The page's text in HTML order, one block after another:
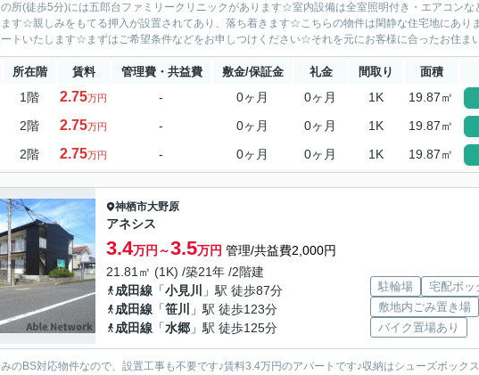
所(徒歩5分)には五郎台ファミリークリニックがあります☆室内設備は全室照明付き・エアコン
す☆親しみをもてる押入が設置されてあり、落ち着きます☆こちらの物件は閑静な住宅地にあり
トいたします☆まずはご希望条件などをお申しつけください☆それを元にお客様に合ったお住ま
所在階 賃料 管理費・共益費 敷金/保証金 礼金 間取り 面積
1階 2.75万円 - 0ヶ月 0ヶ月 1K 19.87㎡
2階 2.75万円 - 0ヶ月 0ヶ月 1K 19.87㎡
2階 2.75万円 - 0ヶ月 0ヶ月 1K 19.87㎡
神栖市大野原
アネシス
3.4万円～3.5万円 管理/共益費2,000円
21.81㎡ (1K) /築21年 /2階建
成田線 「小見川
」駅 徒歩87分
成田線 「笹川
」駅 徒歩123分
成田線 「水郷 」駅 徒歩125分
駐輪場 宅配ボッ
敷地内ごみ置き場
バイク置場あり
のBS対応物件なので、設置工事も不要です♪賃料3.4万円のアパートです♪収納はシューズボック